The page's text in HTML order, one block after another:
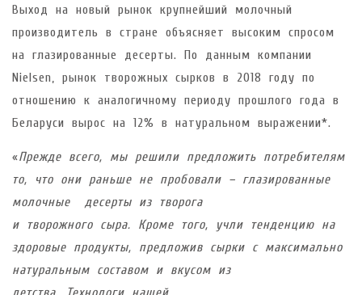
Выход на новый рынок крупнейший молочный
производитель в стране объясняет высоким спросом
на глазированные десерты. По данным компании
Nielsen, рынок творожных сырков в 2018 году по
отношению к аналогичному периоду прошлого года в
Беларуси вырос на 12% в натуральном выражении*.
«Прежде всего, мы решили предложить потребителям
то, что они раньше не пробовали – глазированные
молочные десерты из творога
и творожного сыра. Кроме того, учли тенденцию на
здоровые продукты, предложив сырки с максимально
натуральным составом и вкусом из